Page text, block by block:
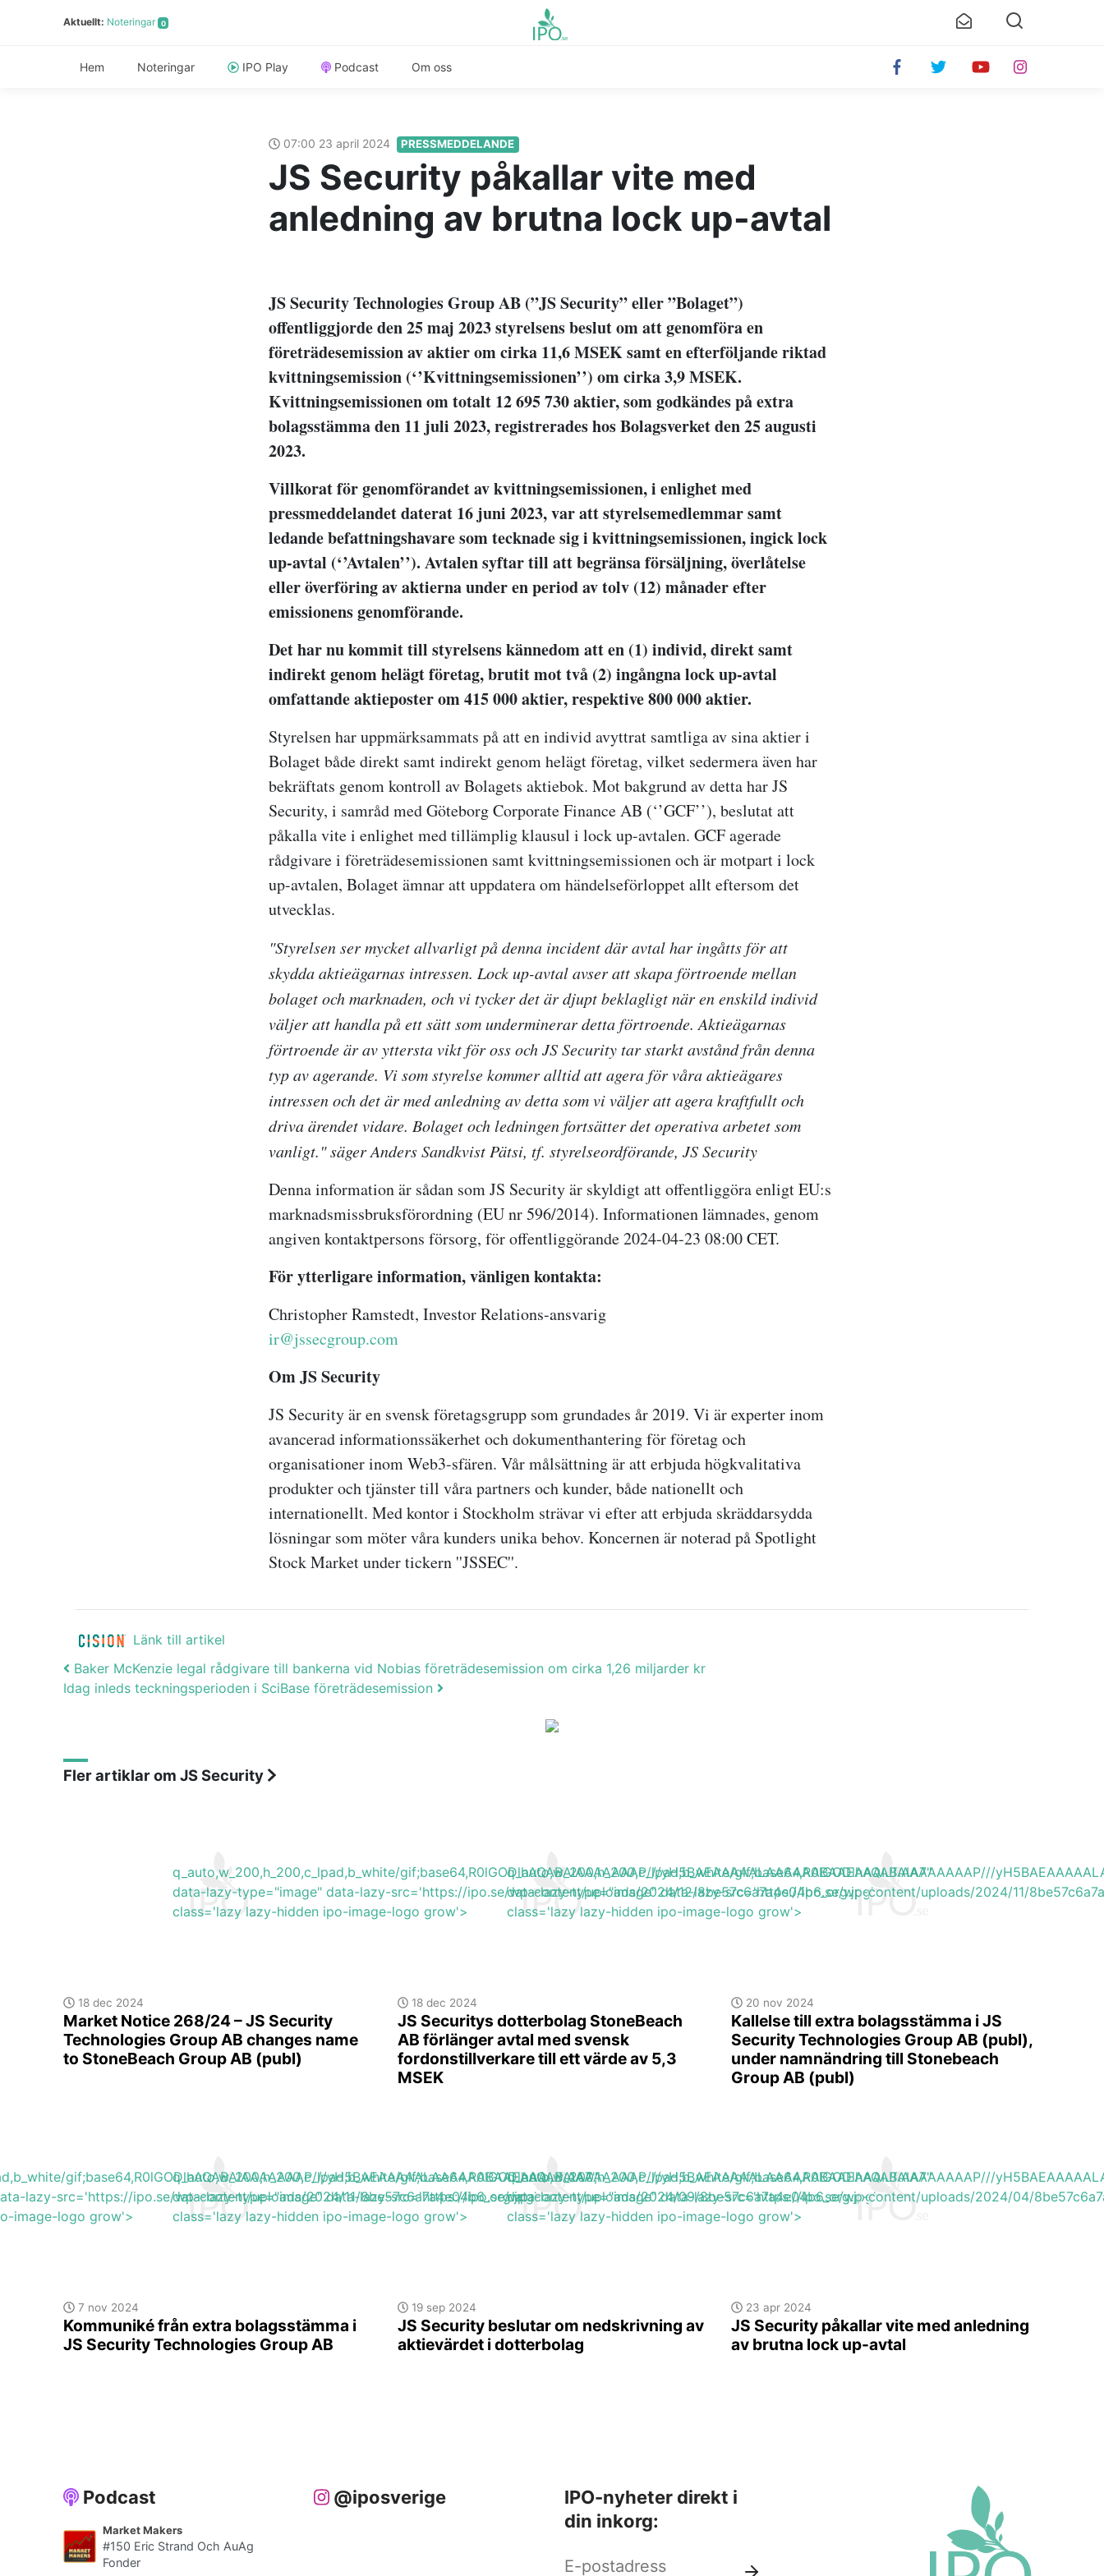
Aktuellt: Noteringar 0
Hem Noteringar IPO Play Podcast Om oss
07:00 23 april 2024 PRESSMEDDELANDE
JS Security påkallar vite med
anledning av brutna lock up-avtal
JS Security Technologies Group AB (”JS Security” eller ”Bolaget”)
offentliggjorde den 25 maj 2023 styrelsens beslut om att genomföra en
företrädesemission av aktier om cirka 11,6 MSEK samt en efterföljande riktad
kvittningsemission (‘’Kvittningsemissionen’’) om cirka 3,9 MSEK.
Kvittningsemissionen om totalt 12 695 730 aktier, som godkändes på extra
bolagsstämma den 11 juli 2023, registrerades hos Bolagsverket den 25 augusti
2023.
Villkorat för genomförandet av kvittningsemissionen, i enlighet med
pressmeddelandet daterat 16 juni 2023, var att styrelsemedlemmar samt
ledande befattningshavare som tecknade sig i kvittningsemissionen, ingick lock
up-avtal (‘’Avtalen’’). Avtalen syftar till att begränsa försäljning, överlåtelse
eller överföring av aktierna under en period av tolv (12) månader efter
emissionens genomförande.
Det har nu kommit till styrelsens kännedom att en (1) individ, direkt samt
indirekt genom helägt företag, brutit mot två (2) ingångna lock up-avtal
omfattande aktieposter om 415 000 aktier, respektive 800 000 aktier.
Styrelsen har uppmärksammats på att en individ avyttrat samtliga av sina aktier i
Bolaget både direkt samt indirekt genom helägt företag, vilket sedermera även har
bekräftats genom kontroll av Bolagets aktiebok. Mot bakgrund av detta har JS
Security, i samråd med Göteborg Corporate Finance AB (‘’GCF’’), beslutat att
påkalla vite i enlighet med tillämplig klausul i lock up-avtalen. GCF agerade
rådgivare i företrädesemissionen samt kvittningsemissionen och är motpart i lock
up-avtalen, Bolaget ämnar att uppdatera om händelseförloppet allt eftersom det
utvecklas.
"Styrelsen ser mycket allvarligt på denna incident där avtal har ingåtts för att
skydda aktieägarnas intressen. Lock up-avtal avser att skapa förtroende mellan
bolaget och marknaden, och vi tycker det är djupt beklagligt när en enskild individ
väljer att handla på ett sätt som underminerar detta förtroende. Aktieägarnas
förtroende är av yttersta vikt för oss och JS Security tar starkt avstånd från denna
typ av agerande. Vi som styrelse kommer alltid att agera för våra aktieägares
intressen och det är med anledning av detta som vi väljer att agera kraftfullt och
driva ärendet vidare. Bolaget och ledningen fortsätter det operativa arbetet som
vanligt." säger Anders Sandkvist Pätsi, tf. styrelseordförande, JS Security
Denna information är sådan som JS Security är skyldigt att offentliggöra enligt EU:s
marknadsmissbruksförordning (EU nr 596/2014). Informationen lämnades, genom
angiven kontaktpersons försorg, för offentliggörande 2024-04-23 08:00 CET.
För ytterligare information, vänligen kontakta:
Christopher Ramstedt, Investor Relations-ansvarig
ir@jssecgroup.com
Om JS Security
JS Security är en svensk företagsgrupp som grundades år 2019. Vi är experter inom
avancerad informationssäkerhet och dokumenthantering för företag och
organisationer inom Web3-sfären. Vår målsättning är att erbjuda högkvalitativa
produkter och tjänster till våra partners och kunder, både nationellt och
internationellt. Med kontor i Stockholm strävar vi efter att erbjuda skräddarsydda
lösningar som möter våra kunders unika behov. Koncernen är noterad på Spotlight
Stock Market under tickern ''JSSEC''.
Länk till artikel
Post navigation
Baker McKenzie legal rådgivare till bankerna vid Nobias företrädesemission om cirka 1,26 miljarder kr
Idag inleds teckningsperioden i SciBase företrädesemission
Fler artiklar om JS Security
18 dec 2024
Market Notice 268/24 – JS Security
Technologies Group AB changes name
to StoneBeach Group AB (publ)
q_auto,w_200,h_200,c_lpad,b_white/gif;base64,R0lGODlhAQABAIAAAAAAAP///yH5BAEAAAAALAAAAAABAAEAAAIBRAA7"
data-lazy-type="image" data-lazy-src='https://ipo.se/wp-content/uploads/2024/12/8be57c6a7a4e04b6_org.jpg'
class='lazy lazy-hidden ipo-image-logo grow'>
18 dec 2024
JS Securitys dotterbolag StoneBeach
AB förlänger avtal med svensk
fordonstillverkare till ett värde av 5,3
MSEK
q_auto,w_200,h_200,c_lpad,b_white/gif;base64,R0lGODlhAQABAIAAAAAAAP///
data-lazy-type="image" data-lazy-src='https://ipo.se/wp-content/uploads/2024/11/
class='lazy lazy-hidden ipo-image-logo grow'>
20 nov 2024
Kallelse till extra bolagsstämma i JS
Security Technologies Group AB (publ),
under namnändring till Stonebeach
Group AB (publ)
gif;base64,R0lGODlhAQABAIAAAAAAAP///yH5BAEAAAAALAAAAAABAAEAAAIBRAA7"
lazy-src='https://ipo.se/wp-content/uploads/2024/11/8be57c6a7a4e04b6_org.jpg'
image-logo grow'>
7 nov 2024
Kommuniké från extra bolagsstämma i
JS Security Technologies Group AB
q_auto,w_200,h_200,c_lpad,b_white/gif;base64,R0lGODlhAQABAIAAAAAAAP///yH5BAEAAAAALAAAAAABAAEAAAIBRAA7"
data-lazy-type="image" data-lazy-src='https://ipo.se/wp-content/uploads/2024/09/8be57c6a7a4e04b6_org.jpg'
class='lazy lazy-hidden ipo-image-logo grow'>
19 sep 2024
JS Security beslutar om nedskrivning av
aktievärdet i dotterbolag
q_auto,w_200,h_200,c_lpad,b_white/gif;base64,R0lGODlhAQABAIAAAAAAAP///
data-lazy-type="image" data-lazy-src='https://ipo.se/wp-content/uploads/2024/04/
class='lazy lazy-hidden ipo-image-logo grow'>
23 apr 2024
JS Security påkallar vite med anledning
av brutna lock up-avtal
Podcast
Market Makers
#150 Eric Strand Och AuAg
Fonder
@iposverige
IPO-nyheter direkt i
din inkorg: